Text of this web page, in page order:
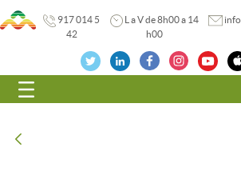
917 014 5
42
L a V de 8h00 a 14
h00